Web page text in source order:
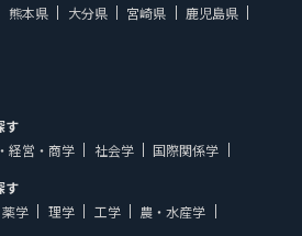
熊本県 大分県 宮崎県
鹿児島県
す
経営・商学 社会学
国際関係学
す
薬学 理学 工学
農・水産学